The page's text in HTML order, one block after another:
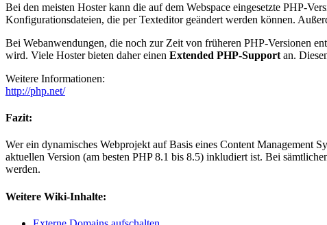
Bei den meisten Hoster kann die auf dem Webspace eingesetzte PHP-
Konfigurationsdateien, die per Texteditor geändert werden können.
Bei Webanwendungen, die noch zur Zeit von früheren PHP-Versionen
wird. Viele Hoster bieten daher einen Extended PHP-Support an.
Weitere Informationen:
http://php.net/
Fazit:
Wer ein dynamisches Webprojekt auf Basis eines Content Management
aktuellen Version (am besten PHP 8.1 bis 8.5) inkludiert ist. Bei
werden.
Weitere Wiki-Inhalte: